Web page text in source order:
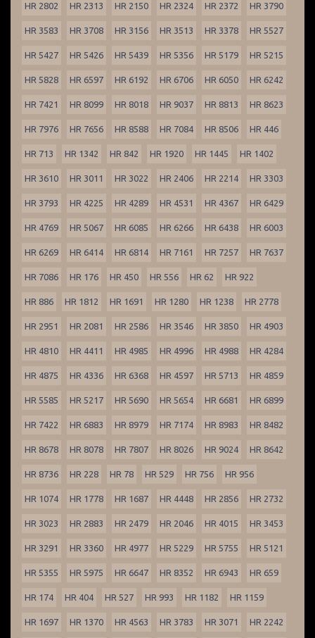
HR 2802 HR 2313 HR 2150 HR 2324 HR 2372 HR 3790
HR 3583 HR 3708 HR 3156 HR 3513 HR 3378 HR 5527
HR 5427 HR 5426 HR 5439 HR 5356 HR 5179 HR 5215
HR 5828 HR 6597 HR 6192 HR 6706 HR 6050 HR 6242
HR 7421 HR 8099 HR 8018 HR 9037 HR 8813 HR 8623
HR 7976 HR 7656 HR 8588 HR 7084 HR 8506 HR 446
HR 713 HR 1342 HR 842 HR 1920 HR 1445 HR 1402
HR 3610 HR 3011 HR 3022 HR 2406 HR 2214 HR 3303
HR 3793 HR 4225 HR 4289 HR 4531 HR 4367 HR 6429
HR 4769 HR 5067 HR 6085 HR 6266 HR 6438 HR 6003
HR 6269 HR 6414 HR 6814 HR 7161 HR 7257 HR 7637
HR 7086 HR 176 HR 450 HR 556 HR 62 HR 922
HR 886 HR 1812 HR 1691 HR 1280 HR 1238 HR 2778
HR 2951 HR 2081 HR 2586 HR 3546 HR 3850 HR 4903
HR 4810 HR 4411 HR 4985 HR 4996 HR 4988 HR 4284
HR 4875 HR 4336 HR 6368 HR 4597 HR 5713 HR 4859
HR 5585 HR 5217 HR 5690 HR 5654 HR 6681 HR 6899
HR 7422 HR 6883 HR 8979 HR 7174 HR 8983 HR 8482
HR 8678 HR 8078 HR 7807 HR 8026 HR 9024 HR 8642
HR 8736 HR 228 HR 78 HR 529 HR 756 HR 956
HR 1074 HR 1778 HR 1687 HR 4448 HR 2856 HR 2732
HR 3023 HR 2883 HR 2479 HR 2046 HR 4015 HR 3453
HR 3291 HR 3360 HR 4977 HR 5229 HR 5755 HR 5121
HR 5355 HR 5975 HR 6647 HR 8352 HR 6943 HR 659
HR 174 HR 404 HR 527 HR 993 HR 1182 HR 1159
HR 1697 HR 1370 HR 4563 HR 3783 HR 3071 HR 2242